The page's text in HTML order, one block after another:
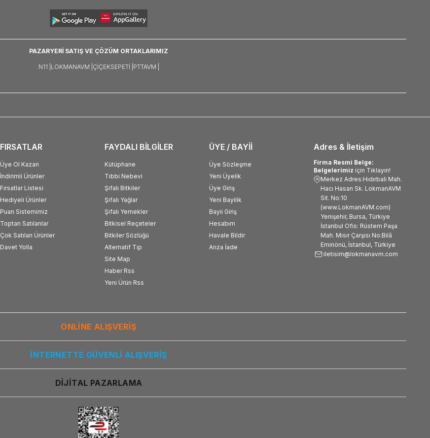
PAZARYERİ SATIŞ VE ÇÖZÜM ORTAKLARIMIZ
N11 | LOKMANAVM | ÇIÇEKSEPETI | PTTAVM |
Adres & İletişim
Firma Resmi Belge:
Belgelerimiz için Tıklayın!
Merkez Adres:Hıdırbali Mah.
Hacı Hasan Sk. LokmanAVM
Sit. No:10
(www.LokmanAVM.com)
Yenişehir, Bursa, Türkiye
İstanbul Ofis: Rüstem Paşa
Mah. Mısır Çarşısı No:Bilâ
Eminönü, İstanbul, Türkiye
iletisim@lokmanavm.com
FIRSATLAR
Üye Ol Kazan
İndirimli Ürünler
Fırsatlar Listesi
Hediyeli Ürünler
Puan Sistemimiz
Toptan Satılanlar
Çok Satılan Ürünler
Davet Yolla
FAYDALI BİLGİLER
Kütüphane
Tıbbi Nebevi
Şifalı Bitkiler
Şifalı Yağlar
Şifalı Yemekler
Bitkisel Reçeteler
Bitkiler Sözlüğü
Alternatif Tıp
Site Map
Haber Rss
Yeni Ürün Rss
ÜYE / BAYİİ
Üye Sözleşme
Yeni Üyelik
Üye Giriş
Yeni Bayilik
Bayii Giriş
Hesabım
Havale Bildir
Arıza İade
ONLİNE ALIŞVERİŞ
İNTERNETTE GÜVENLİ ALIŞVERİŞ
DİJİTAL PAZARLAMA